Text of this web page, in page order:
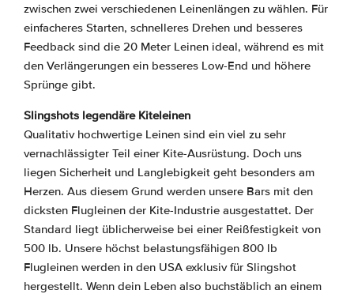
zwischen zwei verschiedenen Leinenlängen zu wählen. Für
einfacheres Starten, schnelleres Drehen und besseres
Feedback sind die 20 Meter Leinen ideal, während es mit
den Verlängerungen ein besseres Low-End und höhere
Sprünge gibt.
Slingshots legendäre Kiteleinen
Qualitativ hochwertige Leinen sind ein viel zu sehr
vernachlässigter Teil einer Kite-Ausrüstung. Doch uns
liegen Sicherheit und Langlebigkeit geht besonders am
Herzen. Aus diesem Grund werden unsere Bars mit den
dicksten Flugleinen der Kite-Industrie ausgestattet. Der
Standard liegt üblicherweise bei einer Reißfestigkeit von
500 lb. Unsere höchst belastungsfähigen 800 lb
Flugleinen werden in den USA exklusiv für Slingshot
hergestellt. Wenn dein Leben also buchstäblich an einem